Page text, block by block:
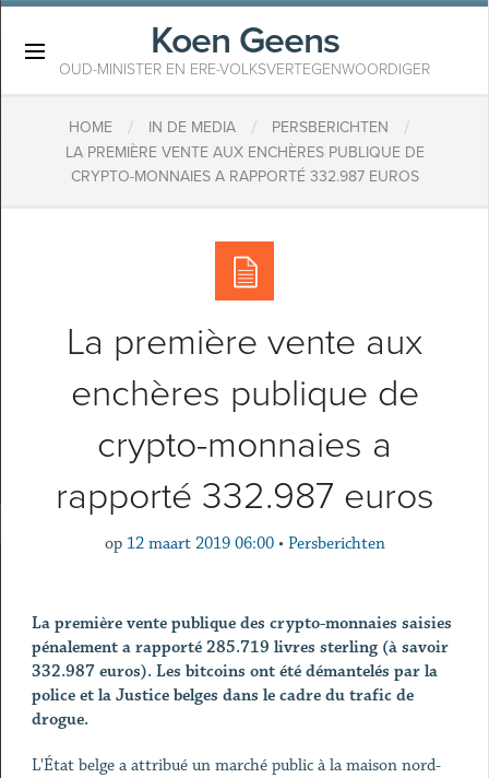
Koen Geens
OUD-MINISTER EN ERE-VOLKSVERTEGENWOORDIGER
HOME / IN DE MEDIA / PERSBERICHTEN /
LA PREMIÈRE VENTE AUX ENCHÈRES PUBLIQUE DE
CRYPTO-MONNAIES A RAPPORTÉ 332.987 EUROS
La première vente aux
enchères publique de
crypto-monnaies a
rapporté 332.987 euros
op 12 maart 2019 06:00 • Persberichten
La première vente publique des crypto-monnaies saisies
pénalement a rapporté 285.719 livres sterling (à savoir
332.987 euros). Les bitcoins ont été démantelés par la
police et la Justice belges dans le cadre du trafic de
drogue.
L'État belge a attribué un marché public à la maison nord-